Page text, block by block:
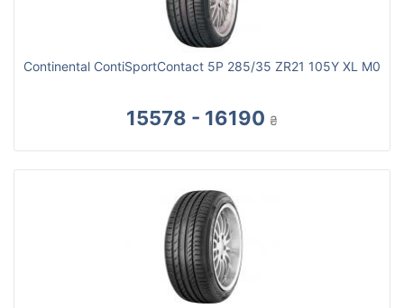
Continental ContiSportContact 5P 285/35 ZR21 105Y XL M0
15578 - 16190 ₴